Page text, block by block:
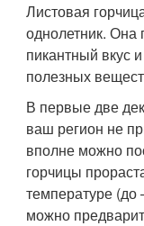
Листовая
однолетник. Она
пикантный вкус
полезных
В первые две
ваш регион не
вполне можно
горчицы
температуре (до
можно